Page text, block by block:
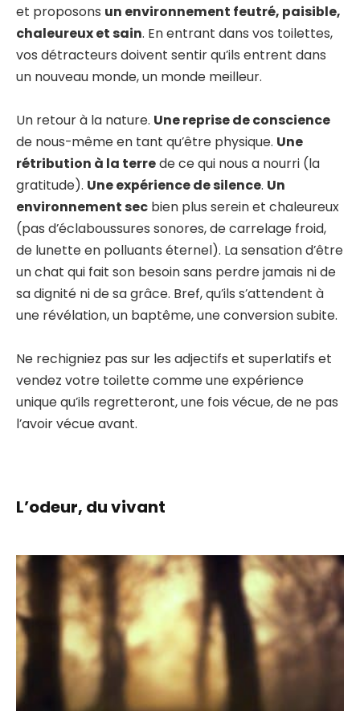
et proposons un environnement feutré, paisible,
chaleureux et sain. En entrant dans vos toilettes,
vos détracteurs doivent sentir qu’ils entrent dans
un nouveau monde, un monde meilleur.
Un retour à la nature. Une reprise de conscience
de nous-même en tant qu’être physique. Une
rétribution à la terrede ce qui nous a nourri (la
gratitude). Une expérience de silence. Un
environnement sec bien plus serein et chaleureux
(pas d’éclaboussures sonores, de carrelage froid,
de lunette en polluants éternel). La sensation d’être
un chat qui fait son besoin sans perdre jamais ni de
sa dignité ni de sa grâce. Bref, qu’ils s’attendent à
une révélation, un baptême, une conversion subite.
Ne rechigniez pas sur les adjectifs et superlatifs et
vendez votre toilette comme une expérience
unique qu’ils regretteront, une fois vécue, de ne pas
l’avoir vécue avant.
L’odeur, du vivant